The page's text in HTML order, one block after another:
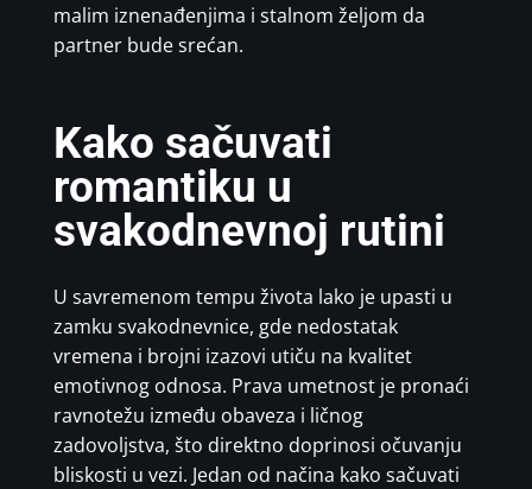
malim iznenađenjima i stalnom željom da
partner bude srećan.
Kako sačuvati
romantiku u
svakodnevnoj rutini
U savremenom tempu života lako je upasti u
zamku svakodnevnice, gde nedostatak
vremena i brojni izazovi utiču na kvalitet
emotivnog odnosa. Prava umetnost je pronaći
ravnotežu između obaveza i ličnog
zadovoljstva, što direktno doprinosi očuvanju
bliskosti u vezi. Jedan od načina kako sačuvati